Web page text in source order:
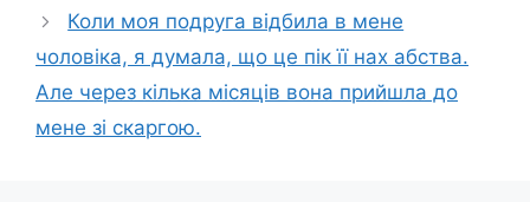
Коли моя подруга відбила в мене
чоловіка, я думала, що це пік її нах абства.
Але через кілька місяців вона прийшла до
мене зі скаргою.